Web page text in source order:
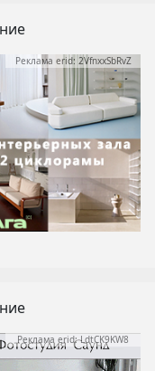
Реклама erid: 2VfnxxSbRvZ
Реклама erid: LdtCK9KW8